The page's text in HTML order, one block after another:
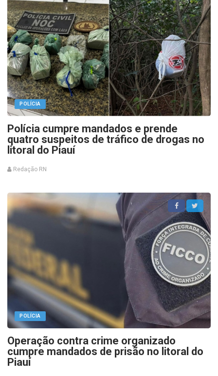
POLÍCIA
Polícia cumpre mandados e prende
quatro suspeitos de tráfico de drogas no
litoral do Piauí
Redação RN
POLÍCIA
Operação contra crime organizado
cumpre mandados de prisão no litoral do
Piauí